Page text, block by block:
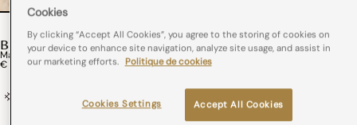
BARBADE
Matelas Sol Barbarde Coton
€ 199,00
Cookies
By clicking “Accept All Cookies”, you agree to the storing of cookies on
your device to enhance site navigation, analyze site usage, and assist in
our marketing efforts. Politique de cookies
Accept All Cookies
Cookies Settings